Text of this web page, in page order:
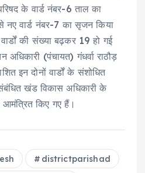
के वार्ड नंबर-6 ताल का
वार्ड नंबर-7 का सृजन किया
की संख्या बढ़कर 19 हो गई
अधिकारी (पंचायत) गंधर्वा राठौड़
इन दोनों वार्डों के संशोधित
खंड विकास अधिकारी के
आमंत्रित किए गए हैं।
districtparishad